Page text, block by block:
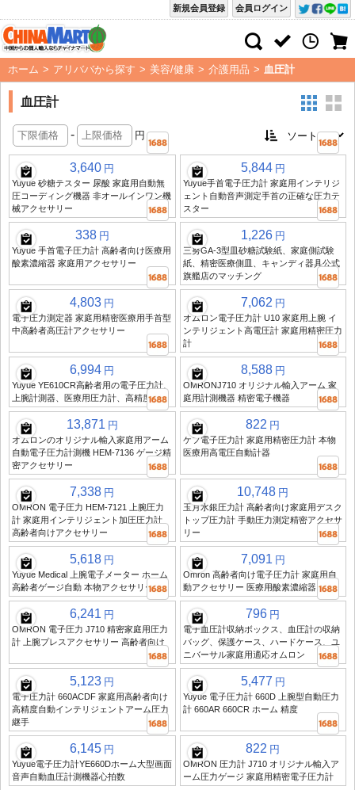
会員ログイン
新規会員登録
ホーム > アリババから探す > 美容/健康 > 介護用品 > 血圧計
血圧計
- 円
3,640 円
Yuyue 砂糖テスター 尿酸 家庭用自動無
圧コーディング機器 非オールインワン機
械アクセサリー
5,844 円
Yuyue手首電子圧力計 家庭用インテリジ
ェント自動音声測定手首の正確な圧力テ
スター
338 円
Yuyue 手首電子圧力計 高齢者向け医療用
酸素濃縮器 家庭用アクセサリー
1,226 円
三努GA-3型皿砂糖試験紙、家庭側試験
紙、精密医療側皿、キャンディ器具公式
旗艦店のマッチング
4,803 円
電子圧力測定器 家庭用精密医療用手首型
中高齢者高圧計アクセサリー
7,062 円
オムロン電子圧力計 U10 家庭用上腕 イ
ンテリジェント高電圧計 家庭用精密圧力
計
6,994 円
Yuyue YE610CR高齢者用の電子圧力計、
上腕計測器、医療用圧力計、高精度
8,588 円
OMRONJ710 オリジナル輸入アーム 家
庭用計測機器 精密電子機器
13,871 円
オムロンのオリジナル輸入家庭用アーム
自動電子圧力計測機 HEM-7136 ゲージ精
密アクセサリー
822 円
ケフ電子圧力計 家庭用精密圧力計 本物
医療用高電圧自動計器
7,338 円
OMRON 電子圧力 HEM-7121 上腕圧力
計 家庭用インテリジェント加圧圧力計
高齢者向けアクセサリー
10,748 円
玉月水銀圧力計 高齢者向け家庭用デスク
トップ圧力計 手動圧力測定精密アクセサ
リー
5,618 円
Yuyue Medical 上腕電子メーター ホーム
高齢者ゲージ自動 本物アクセサリー
7,091 円
Omron 高齢者向け電子圧力計 家庭用自
動アクセサリー 医療用酸素濃縮器
6,241 円
OMRON 電子圧力 J710 精密家庭用圧力
計 上腕プレスアクセサリー 高齢者向け
796 円
電子血圧計収納ボックス、血圧計の収納
バッグ、保護ケース、ハードケース、ユ
ニバーサル家庭用適応オムロン
5,123 円
電子圧力計 660ACDF 家庭用高齢者向け
高精度自動インテリジェントアーム圧力
継手
5,477 円
Yuyue 電子圧力計 660D 上腕型自動圧力
計 660AR 660CR ホーム 精度
6,145 円
Yuyue電子圧力計YE660Dホーム大型画面
音声自動血圧計測機器心拍数
822 円
OMRON 圧力計 J710 オリジナル輸入ア
ーム圧力ゲージ 家庭用精密電子圧力計